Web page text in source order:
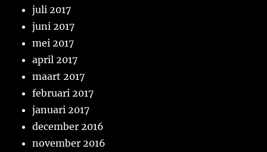
juli 2017
juni 2017
mei 2017
april 2017
maart 2017
februari 2017
januari 2017
december 2016
november 2016